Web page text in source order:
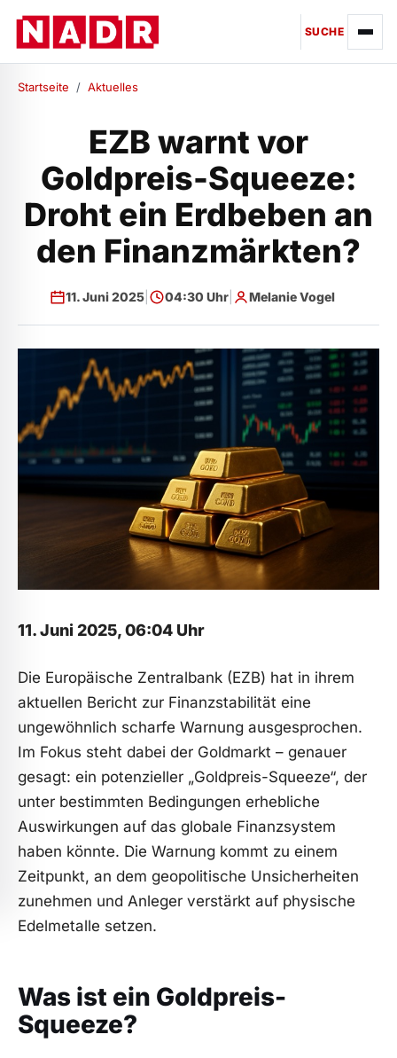
SUCHE
Startseite / Aktuelles
EZB warnt vor
Goldpreis-Squeeze:
Droht ein Erdbeben an
den Finanzmärkten?
11. Juni 2025| 04:30 Uhr| Melanie Vogel
11. Juni 2025, 06:04 Uhr
Die Europäische Zentralbank (EZB) hat in ihrem
aktuellen Bericht zur Finanzstabilität eine
ungewöhnlich scharfe Warnung ausgesprochen.
Im Fokus steht dabei der Goldmarkt – genauer
gesagt: ein potenzieller „Goldpreis-Squeeze“, der
unter bestimmten Bedingungen erhebliche
Auswirkungen auf das globale Finanzsystem
haben könnte. Die Warnung kommt zu einem
Zeitpunkt, an dem geopolitische Unsicherheiten
zunehmen und Anleger verstärkt auf physische
Edelmetalle setzen.
Was ist ein Goldpreis-
Squeeze?